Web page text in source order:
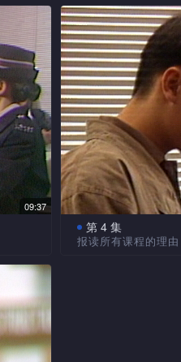
报了
大
为
警探山为了查
找到金美子的妹妹
时，他发现金美子
不久金慧子却被杀
金慧子的邻居查问
09:37
主任
座
金美
这
第 4 集
报读所有课程的理由